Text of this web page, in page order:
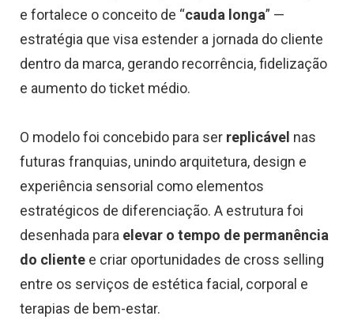
e fortalece o conceito de “cauda longa” —
estratégia que visa estender a jornada do cliente
dentro da marca, gerando recorrência, fidelização
e aumento do ticket médio.
O modelo foi concebido para ser replicável nas
futuras franquias, unindo arquitetura, design e
experiência sensorial como elementos
estratégicos de diferenciação. A estrutura foi
desenhada para elevar o tempo de permanência
do cliente e criar oportunidades de cross selling
entre os serviços de estética facial, corporal e
terapias de bem-estar.